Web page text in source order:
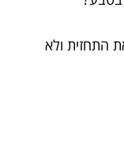
התחזית ולא